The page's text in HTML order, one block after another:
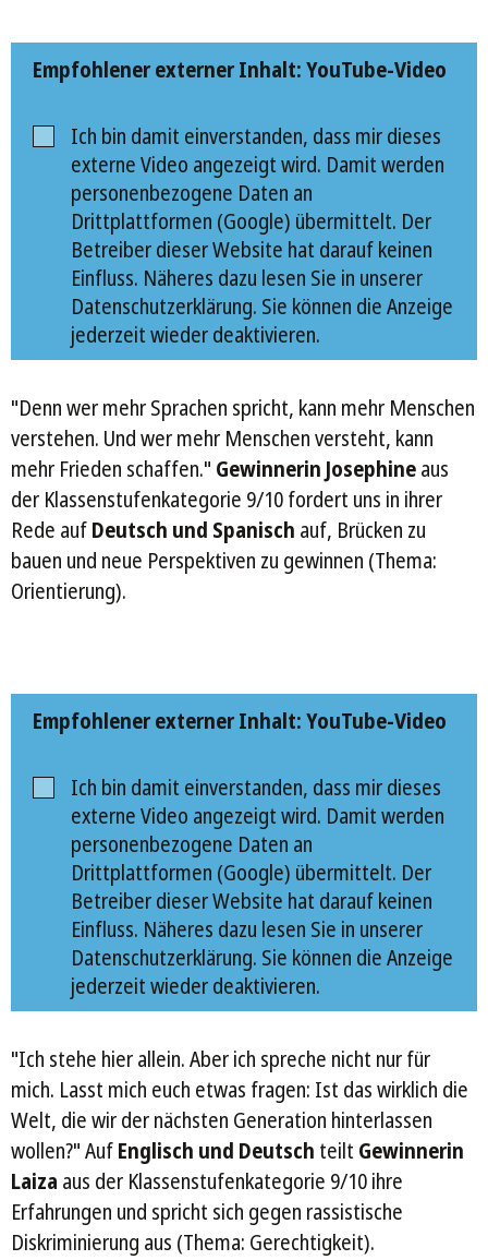
Empfohlener externer Inhalt: YouTube-Video
Ich bin damit einverstanden, dass mir dieses
externe Video angezeigt wird. Damit werden
personenbezogene Daten an
Drittplattformen (Google) übermittelt. Der
Betreiber dieser Website hat darauf keinen
Einfluss. Näheres dazu lesen Sie in unserer
Datenschutzerklärung. Sie können die Anzeige
jederzeit wieder deaktivieren.
"Denn wer mehr Sprachen spricht, kann mehr Menschen
verstehen. Und wer mehr Menschen versteht, kann
mehr Frieden schaffen." Gewinnerin Josephineaus
der Klassenstufenkategorie 9/10 fordert uns in ihrer
Rede aufDeutsch und Spanisch auf, Brücken zu
bauen und neue Perspektiven zu gewinnen (Thema:
Orientierung).
Empfohlener externer Inhalt: YouTube-Video
Ich bin damit einverstanden, dass mir dieses
externe Video angezeigt wird. Damit werden
personenbezogene Daten an
Drittplattformen (Google) übermittelt. Der
Betreiber dieser Website hat darauf keinen
Einfluss. Näheres dazu lesen Sie in unserer
Datenschutzerklärung. Sie können die Anzeige
jederzeit wieder deaktivieren.
"Ich stehe hier allein. Aber ich spreche nicht nur für
mich. Lasst mich euch etwas fragen: Ist das wirklich die
Welt, die wir der nächsten Generation hinterlassen
wollen?" AufEnglisch und Deutsch teilt Gewinnerin
Laiza aus der Klassenstufenkategorie 9/10 ihre
Erfahrungen und spricht sich gegen rassistische
Diskriminierung aus (Thema: Gerechtigkeit).